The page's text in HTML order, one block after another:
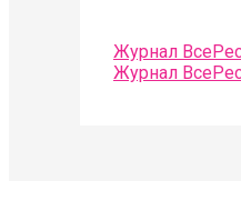
Журнал
Журнал